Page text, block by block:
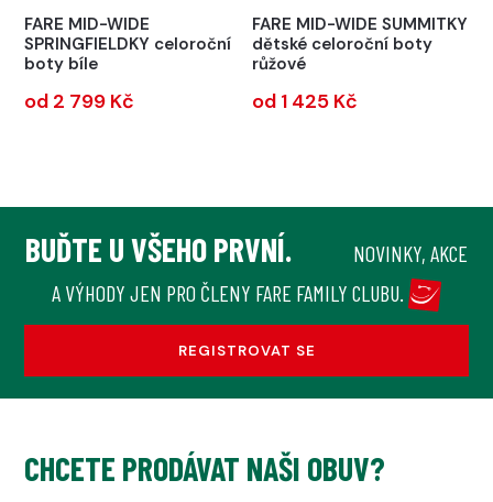
FARE MID-WIDE
SPRINGFIELDKY celoroční
boty bíle
od 2 799 Kč
FARE MID-WIDE SUMMITKY
dětské celoroční boty
růžové
od 1 425 Kč
BUĎTE U VŠEHO PRVNÍ.
NOVINKY, AKCE
A VÝHODY JEN PRO ČLENY FARE FAMILY CLUBU.
REGISTROVAT SE
CHCETE PRODÁVAT NAŠI OBUV?